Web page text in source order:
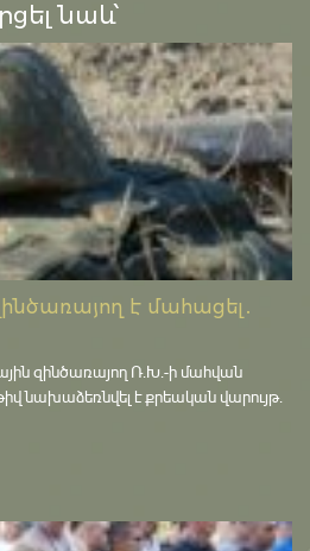
նաև՝
է մահացել․
զինծառայող Ռ.Խ.-ի մահվան
նախաձեռնվել է քրեական վարույթ․